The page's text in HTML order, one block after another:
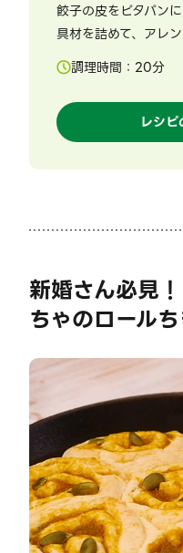
餃子の皮をピタパン
具材を詰めて、アレ
調理時間： 20分
レシ
新婚さん必見
ちゃのロール